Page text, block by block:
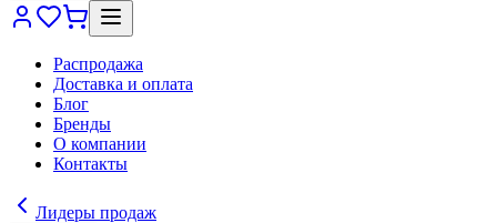
Распродажа
Доставка и оплата
Блог
Бренды
О компании
Контакты
Лидеры продаж